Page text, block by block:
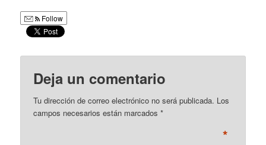
Follow
Deja un comentario
Tu dirección de correo electrónico no será publicada. Los
campos necesarios están marcados*
*